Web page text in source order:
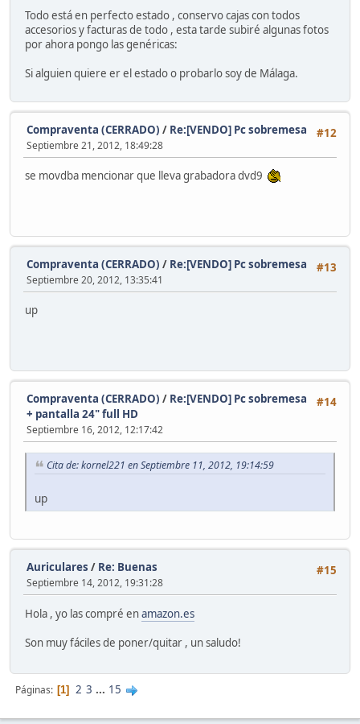
Todo está en perfecto estado , conservo cajas con todos
accesorios y facturas de todo , esta tarde subiré algunas fotos
por ahora pongo las genéricas:
Si alguien quiere er el estado o probarlo soy de Málaga.
#12
Compraventa (CERRADO) / Re:[VENDO] Pc sobremesa
Septiembre 21, 2012, 18:49:28
se movdba mencionar que lleva grabadora dvd9
#13
Compraventa (CERRADO) / Re:[VENDO] Pc sobremesa
Septiembre 20, 2012, 13:35:41
up
#14
Compraventa (CERRADO) / Re:[VENDO] Pc sobremesa
+ pantalla 24" full HD
Septiembre 16, 2012, 12:17:42
Cita de: kornel221 en Septiembre 11, 2012, 19:14:59
up
#15
Auriculares / Re: Buenas
Septiembre 14, 2012, 19:31:28
Hola , yo las compré enamazon.es
Son muy fáciles de poner/quitar , un saludo!
Páginas 1 2 3 ... 15